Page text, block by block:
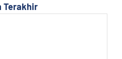
Terakhir